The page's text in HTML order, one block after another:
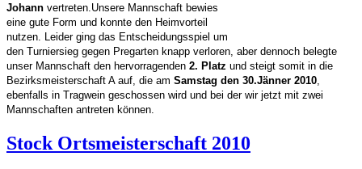
Johann vertreten. Unsere Mannschaft bewies
eine gute Form und konnte den Heimvorteil
nutzen . Leider ging das Entscheidungsspiel um
den Turniersieg gegen Pregarten knapp verloren aber dennoch belegte
unser Mannschaft den hervorragenden 2. Platz und steigt somit in die
Bezirksmeisterschaft A auf, die am Samstag den 30.Jänner 2010
ebenfalls in Tragwein geschossen wird und bei der wir jetzt mit zwei
Mannschaften antreten können.
Stock Ortsmeisterschaft 2010